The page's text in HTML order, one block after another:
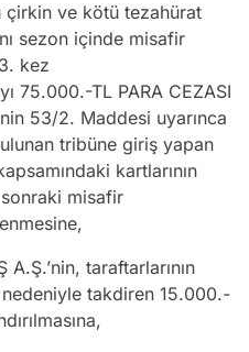
çirkin ve kötü tezahürat
sezon içinde misafir
kez
75.000.-TL PARA CEZASI
53/2. Maddesi uyarınca
tribüne giriş yapan
kartlarının
misafir
A.Ş.’nin, taraftarlarının
takdiren 15.000.-